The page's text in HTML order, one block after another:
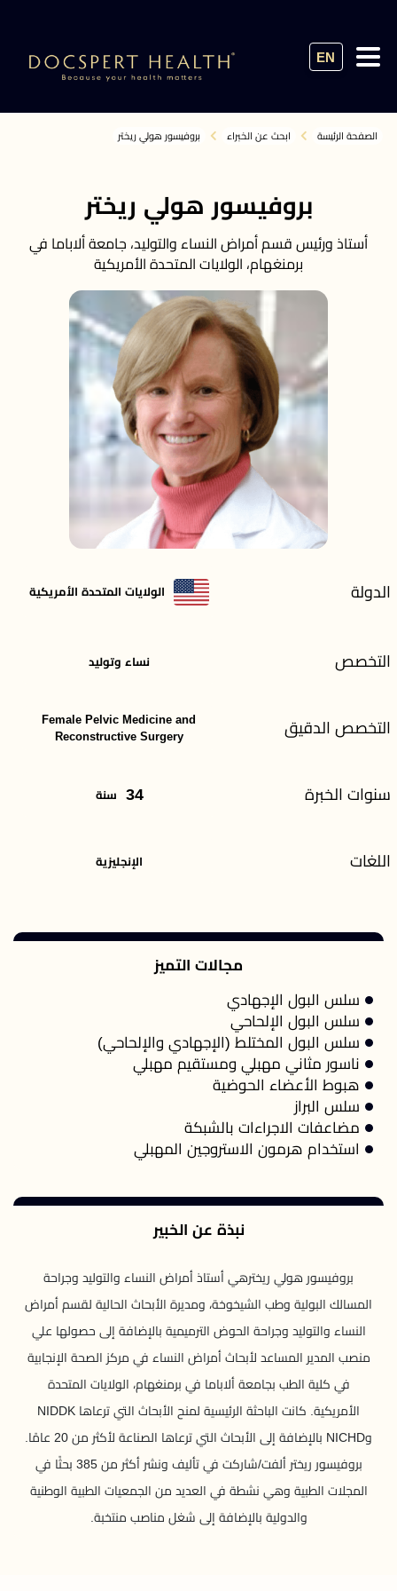
EN
الصفحة الرئيسة ابحث عن الخبراء بروفيسور هولي ريختر
بروفيسور هولي ريختر
أستاذ ورئيس قسم أمراض النساء والتوليد، جامعة ألاباما في
برمنغهام، الولايات المتحدة الأمريكية
الدولة الولايات المتحدة الأمريكية
التخصص نساء وتوليد
التخصص الدقيق
Female Pelvic Medicine and
Reconstructive Surgery
سنوات الخبرة 34 سنة
اللغات الإنجليزية
مجالات التميز
سلس البول الإجهادي
سلس البول الإلحاحي
سلس البول المختلط (الإجهادي والإلحاحي)
ناسور مثاني مهبلي ومستقيم مهبلي
هبوط الأعضاء الحوضية
سلس البراز
مضاعفات الاجراءات بالشبكة
استخدام هرمون الاستروجين المهبلي
نبذة عن الخبير
بروفيسور هولي ريخترهي أستاذ أمراض النساء والتوليد وجراحة
المسالك البولية وطب الشيخوخة، ومديرة الأبحاث الحالية لقسم أمراض
النساء والتوليد وجراحة الحوض الترميمية بالإضافة إلى حصولها علي
منصب المدير المساعد لأبحاث أمراض النساء في مركز الصحة الإنجابية
في كلية الطب بجامعة ألاباما في برمنغهام، الولايات المتحدة
الأمريكية. كانت الباحثة الرئيسية لمنح الأبحاث التي ترعاها NIDDK
وNICHD بالإضافة إلى الأبحاث التي ترعاها الصناعة لأكثر من 20 عامًا.
بروفيسور ريختر ألفت/شاركت في تأليف ونشر أكثر من 385 بحثًا في
المجلات الطبية وهي نشطة في العديد من الجمعيات الطبية الوطنية
والدولية بالإضافة إلى شغل مناصب منتخبة.